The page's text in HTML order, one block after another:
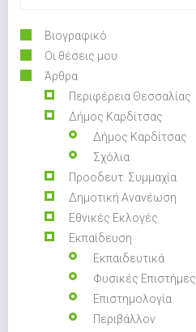
Βιογραφικό
Οι θέσεις μου
Άρθρα
Περιφέρεια Θεσσαλίας
Δήμος Καρδίτσας
Δήμος Καρδίτσας
Σχόλια
Προοδευτ. Συμμαχία
Δημοτική Ανανέωση
Εθνικές Εκλογές
Εκπαίδευση
Εκπαιδευτικά
Φυσικές Επιστήμες
Επιστημολογία
Περιβάλλον